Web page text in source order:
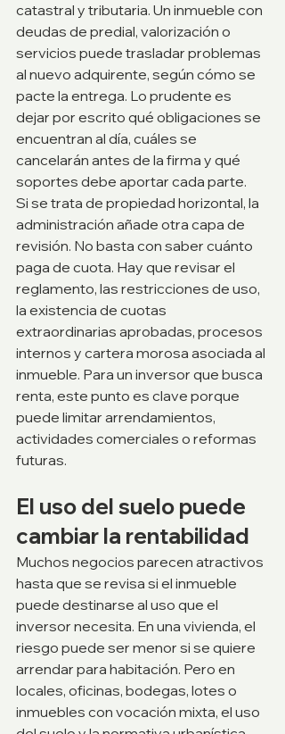
catastral y tributaria. Un inmueble con
deudas de predial, valorización o
servicios puede trasladar problemas
al nuevo adquirente, según cómo se
pacte la entrega. Lo prudente es
dejar por escrito qué obligaciones se
encuentran al día, cuáles se
cancelarán antes de la firma y qué
soportes debe aportar cada parte.
Si se trata de propiedad horizontal, la
administración añade otra capa de
revisión. No basta con saber cuánto
paga de cuota. Hay que revisar el
reglamento, las restricciones de uso,
la existencia de cuotas
extraordinarias aprobadas, procesos
internos y cartera morosa asociada al
inmueble. Para un inversor que busca
renta, este punto es clave porque
puede limitar arrendamientos,
actividades comerciales o reformas
futuras.
El uso del suelo puede
cambiar la rentabilidad
Muchos negocios parecen atractivos
hasta que se revisa si el inmueble
puede destinarse al uso que el
inversor necesita. En una vivienda, el
riesgo puede ser menor si se quiere
arrendar para habitación. Pero en
locales, oficinas, bodegas, lotes o
inmuebles con vocación mixta, el uso